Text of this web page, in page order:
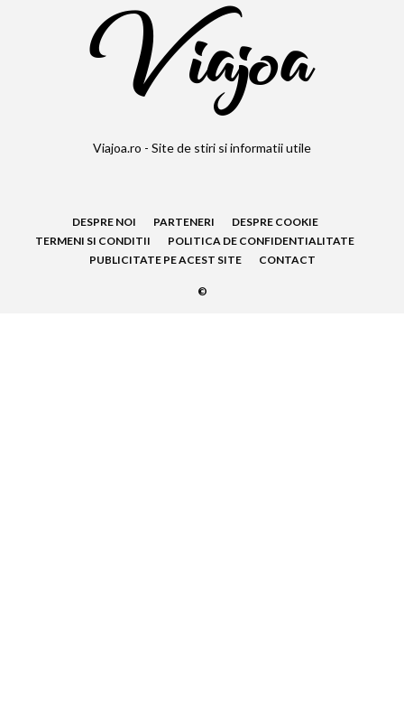
Viajoa.ro - Site de stiri si informatii utile
DESPRE NOI PARTENERI
DESPRE COOKIE
TERMENI SI CONDITII
POLITICA DE CONFIDENTIALITATE
PUBLICITATE PE ACEST SITE
CONTACT
©